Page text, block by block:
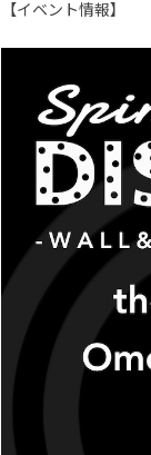
【イベント情報】